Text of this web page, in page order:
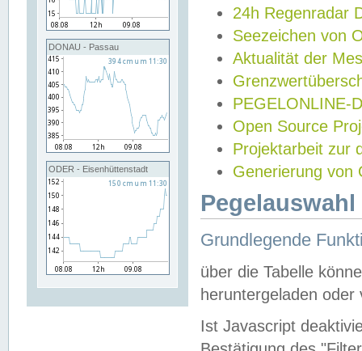
DONAU - Passau
ODER - Eisenhüttenstadt
24h Regenradar
Seezeichen von
Aktualität der
PEGELONLINE-
Open Source
Projektarbeit zur
Generierung von
Grundlegende
über die Tabelle
heruntergeladen oder
Ist Javascript